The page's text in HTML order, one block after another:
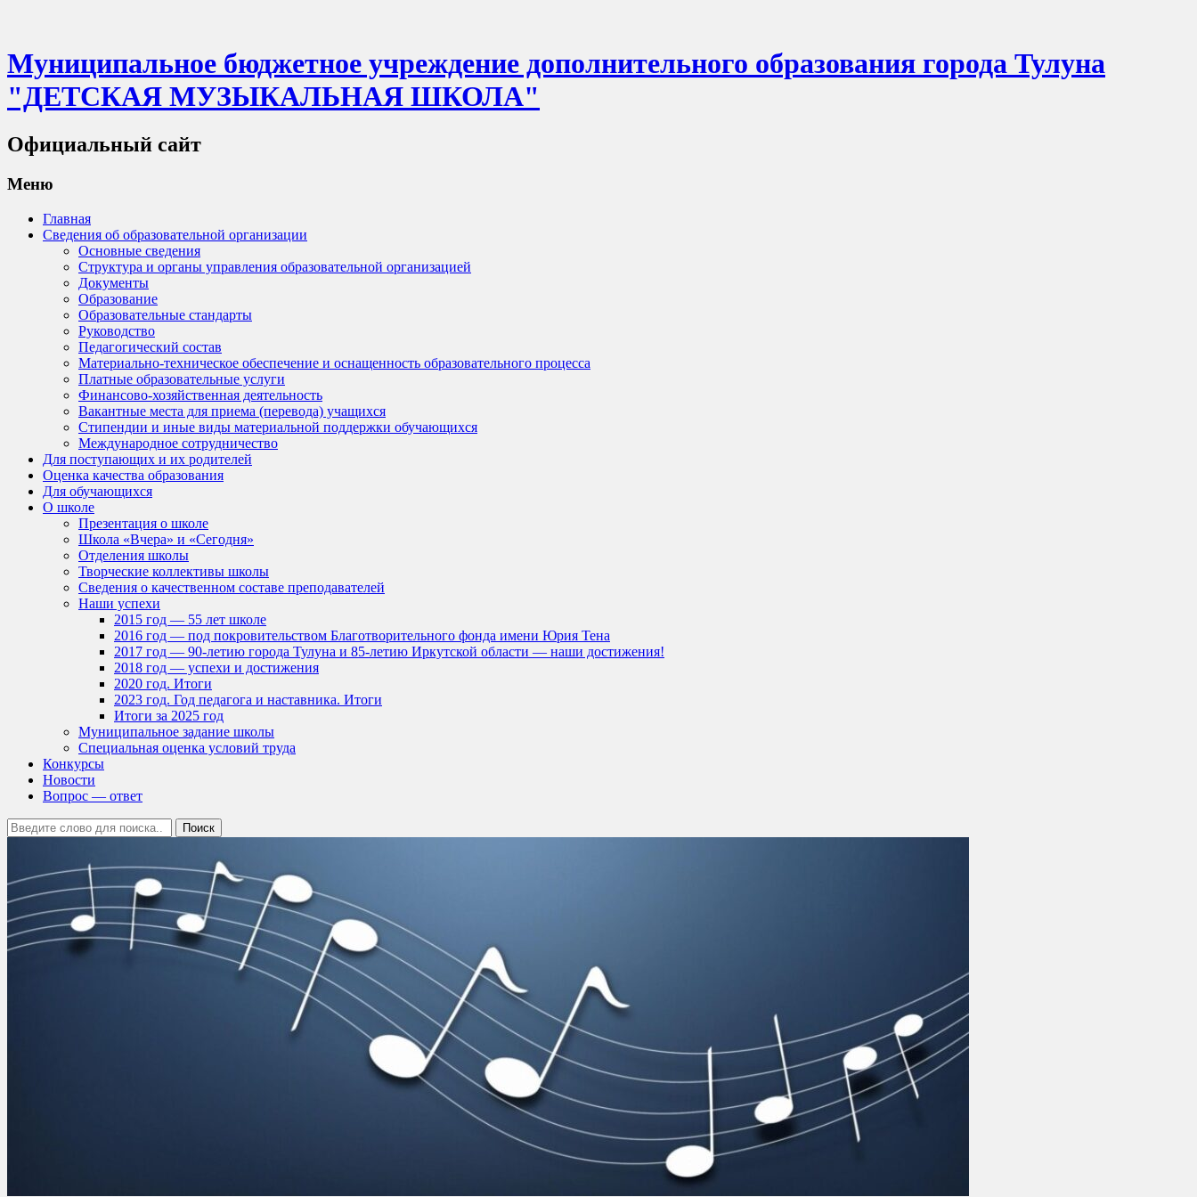
Муниципальное бюджетное учреждение дополнительного образования города Тулуна
"ДЕТСКАЯ МУЗЫКАЛЬНАЯ ШКОЛА"
Официальный сайт
Меню
Главная
Сведения об образовательной организации
Основные сведения
Структура и органы управления образовательной организацией
Документы
Образование
Образовательные стандарты
Руководство
Педагогический состав
Материально-техническое обеспечение и оснащенность образовательного процесса
Платные образовательные услуги
Финансово-хозяйственная деятельность
Вакантные места для приема (перевода) учащихся
Стипендии и иные виды материальной поддержки обучающихся
Международное сотрудничество
Для поступающих и их родителей
Оценка качества образования
Для обучающихся
О школе
Презентация о школе
Школа «Вчера» и «Сегодня»
Отделения школы
Творческие коллективы школы
Сведения о качественном составе преподавателей
Наши успехи
2015 год — 55 лет школе
2016 год — под покровительством Благотворительного фонда имени Юрия Тена
2017 год — 90-летию города Тулуна и 85-летию Иркутской области — наши достижения!
2018 год — успехи и достижения
2020 год. Итоги
2023 год. Год педагога и наставника. Итоги
Итоги за 2025 год
Муниципальное задание школы
Специальная оценка условий труда
Конкурсы
Новости
Вопрос — ответ